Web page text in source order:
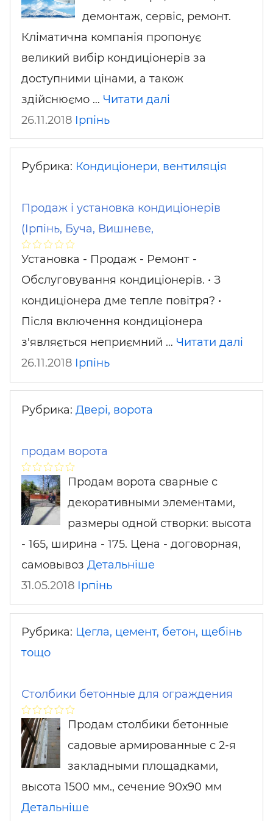
демонтаж, сервіс, ремонт.
Кліматична компанія пропонує
великий вибір кондиціонерів за
доступними цінами, а також
здійснюємо … Читати далі
26.11.2018 Ірпінь
Рубрика: Кондиціонери, вентиляція
Продаж і установка кондиціонерів
(Ірпінь, Буча, Вишневе,
Установка - Продаж - Ремонт -
Обслуговування кондиціонерів. • З
кондиціонера дме тепле повітря? •
Після включення кондиціонера
з'являється неприємний … Читати далі
26.11.2018 Ірпінь
Рубрика: Двері, ворота
продам ворота
Продам ворота сварные с
декоративными элементами,
размеры одной створки: высота
- 165, ширина - 175. Цена - договорная,
самовывоз Детальніше
31.05.2018 Ірпінь
Рубрика: Цегла, цемент, бетон, щебінь
тощо
Столбики бетонные для ограждения
Продам столбики бетонные
садовые армированные с 2-я
закладными площадками,
высота 1500 мм., сечение 90х90 мм
Детальніше